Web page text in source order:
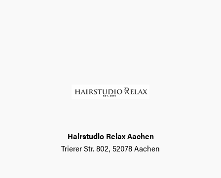
Hairstudio Relax Aachen
Trierer Str. 802, 52078 Aachen